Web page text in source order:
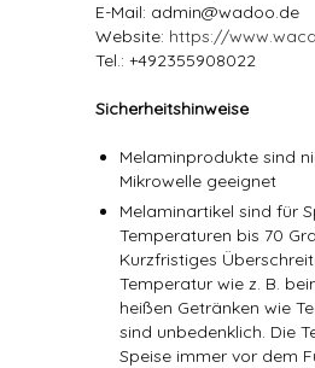
E-Mail: admin@wadoo.de
Website: https://
Tel.: +492355908022
Sicherheitshinweise
Melaminprodukte sind
Mikrowelle geeignet
Melaminartikel sind für
Temperaturen bis 70
Kurzfristiges
Temperatur wie z. B.
heißen Getränken wie
sind unbedenklich. Die
Speise immer vor dem